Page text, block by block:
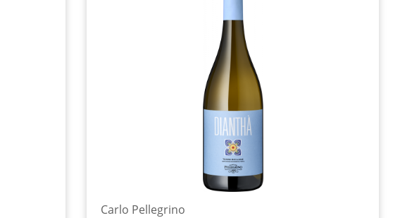
Carlo Pellegrino